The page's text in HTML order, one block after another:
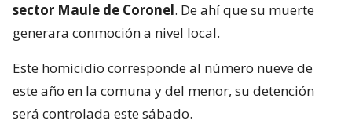
sector Maule de Coronel. De ahí que su muerte
generara conmoción a nivel local.
Este homicidio corresponde al número nueve de
este año en la comuna y del menor, su detención
será controlada este sábado.